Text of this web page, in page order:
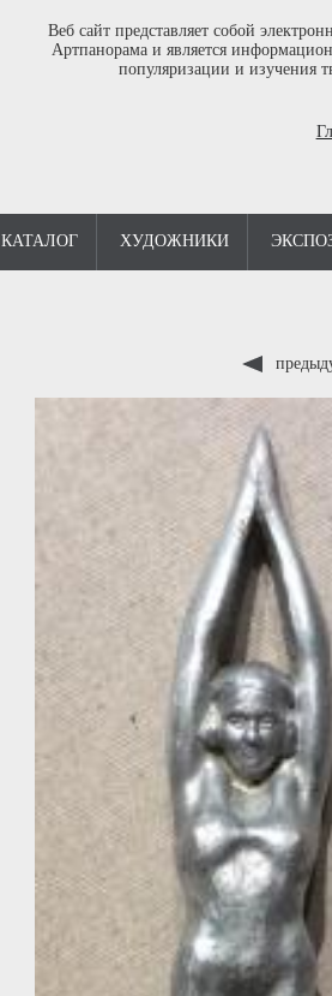
Веб сайт представляет собой
Артпанорама и является
популяризации и изучения
КАТАЛОГ ХУДОЖНИКИ